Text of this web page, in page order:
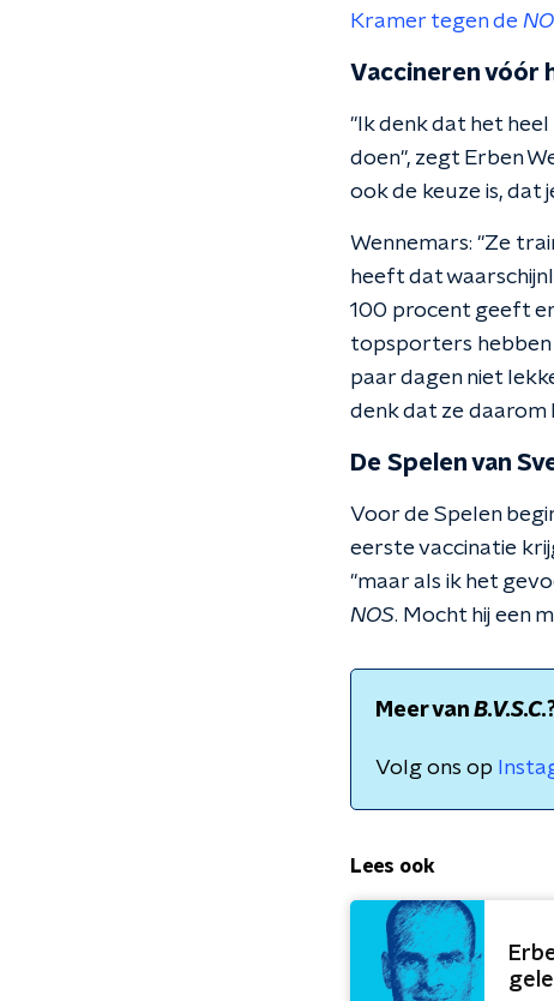
Kramer tegen de
Vaccineren vóór
"Ik denk dat het heel
doen", zegt Erben
ook de keuze is, dat
Wennemars: "Ze
heeft dat
100 procent geeft
topsporters hebben
paar dagen niet
denk dat ze daarom
De Spelen van
Voor de Spelen
eerste vaccinatie
''maar als ik het
NOS. Mocht hij een
Meer van B.V.S.C.
Volg ons op
Lees ook